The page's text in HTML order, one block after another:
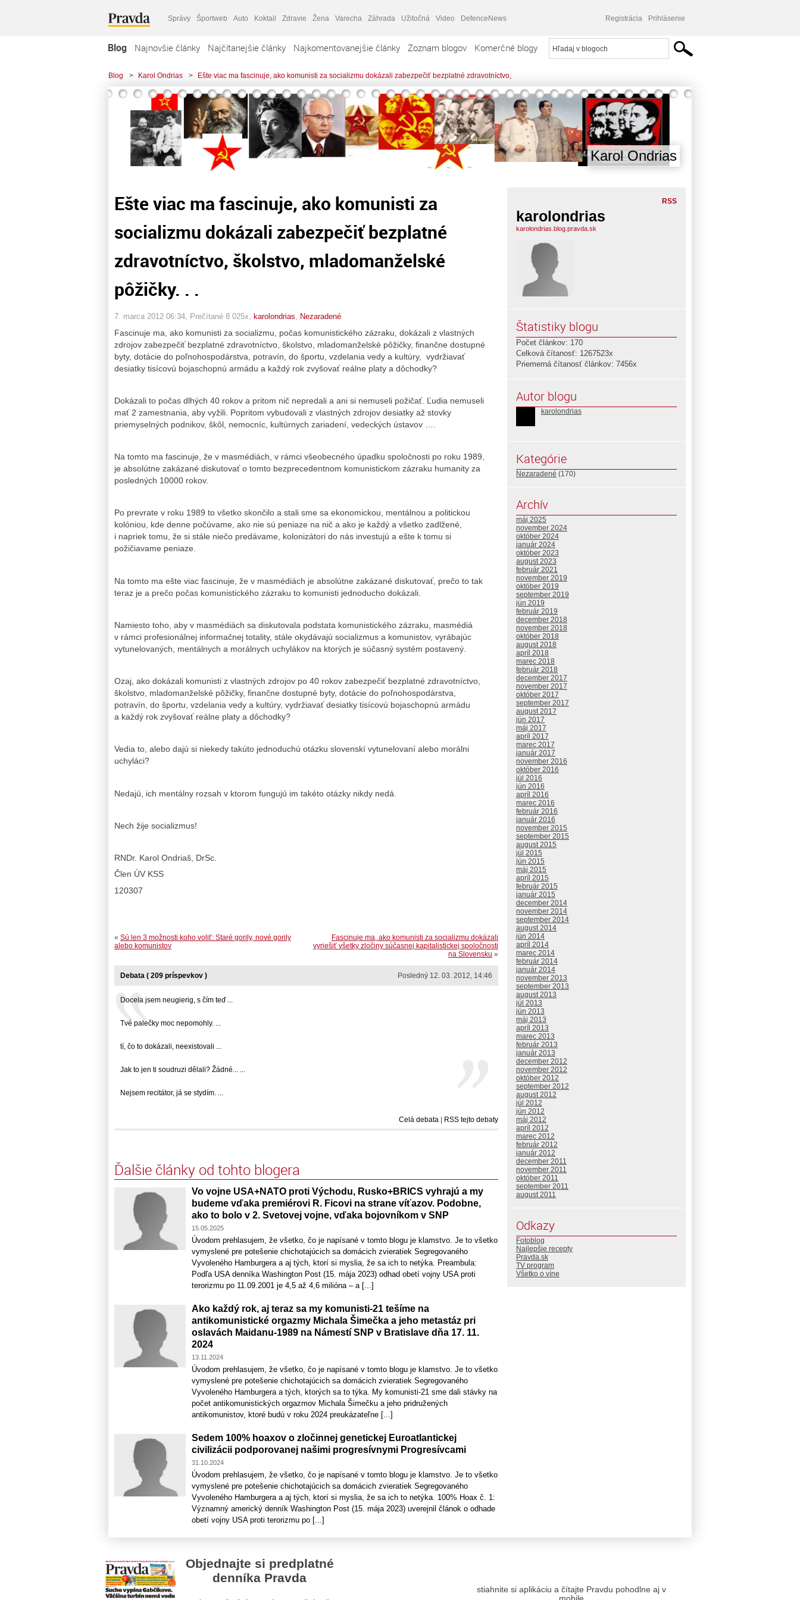
Správy Športweb Auto Koktail Zdravie Žena Varecha Záhrada Užitočná Video DefenceNews Registrácia Prihlásenie
Blog Najnovšie články Najčítanejšie články Najkomentovanejšie články Zoznam blogov Komerčné blogy
Blog > Karol Ondrias > Ešte viac ma fascinuje, ako komunisti za socializmu dokázali zabezpečiť bezplatné zdravotníctvo,
Karol Ondrias
Ešte viac ma fascinuje, ako komunisti za
socializmu dokázali zabezpečiť bezplatné
zdravotníctvo, školstvo, mladomanželské
pôžičky. . .
7. marca 2012 06:34 , Prečítané 8 025x, karolondrias Nezaradené
Fascinuje ma, ako komunisti za socializmu, počas komunistického zázraku, dokázali z vlastných
zdrojov zabezpečiť bezplatné zdravotníctvo, školstvo, mladomanželské pôžičky, finančne dostupné
byty, dotácie do poľnohospodárstva, potravín, do športu, vzdelania vedy a kultúry, vydržiavať
desiatky tisícovú bojaschopnú armádu a každý rok zvyšovať reálne platy a dôchodky?
Dokázali to počas dlhých 40 rokov a pritom nič nepredali a ani si nemuseli požičať. Ľudia nemuseli
mať 2 zamestnania, aby vyžili. Popritom vybudovali z vlastných zdrojov desiatky až stovky
priemyselných podnikov, škôl, nemocníc, kultúrnych zariadení, vedeckých ústavov ….
Na tomto ma fascinuje, že v masmédiách, v rámci všeobecného úpadku spoločnosti po roku 1989,
je absolútne zakázané diskutovať o tomto bezprecedentnom komunistickom zázraku humanity za
posledných 10000 rokov.
Po prevrate v roku 1989 to všetko skončilo a stali sme sa ekonomickou, mentálnou a politickou
kolóniou, kde denne počúvame, ako nie sú peniaze na nič a ako je každý a všetko zadlžené,
i napriek tomu, že si stále niečo predávame, kolonizátori do nás investujú a ešte k tomu si
požičiavame peniaze.
Na tomto ma ešte viac fascinuje, že v masmédiách je absolútne zakázané diskutovať, prečo to tak
teraz je a prečo počas komunistického zázraku to komunisti jednoducho dokázali.
Namiesto toho, aby v masmédiách sa diskutovala podstata komunistického zázraku, masmédiá
v rámci profesionálnej informačnej totality, stále okydávajú socializmus a komunistov, vyrábajúc
vytunelovaných, mentálnych a morálnych uchylákov na ktorých je súčasný systém postavený.
Ozaj, ako dokázali komunisti z vlastných zdrojov po 40 rokov zabezpečiť bezplatné zdravotníctvo,
školstvo, mladomanželské pôžičky, finančne dostupné byty, dotácie do poľnohospodárstva,
potravín, do športu, vzdelania vedy a kultúry, vydržiavať desiatky tisícovú bojaschopnú armádu
a každý rok zvyšovať reálne platy a dôchodky?
Vedia to, alebo dajú si niekedy takúto jednoduchú otázku slovenskí vytunelovaní alebo morálni
uchyláci?
Nedajú, ich mentálny rozsah v ktorom fungujú im takéto otázky nikdy nedá.
Nech žije socializmus!
RNDr. Karol Ondriaš, DrSc.
Člen ÚV KSS
120307
Fascinuje ma, ako komunisti za socializmu dokázali
vyriešiť všetky zločiny súčasnej kapitalistickej spoločnosti
na Slovensku »
« Sú len 3 možnosti koho voliť: Staré gorily, nové gorily
alebo komunistov
Posledný 12. 03. 2012, 14:46
Debata ( 209 príspevkov )
Docela jsem neugierig, s čím teď ...
Tvé palečky moc nepomohly. ...
tí, čo to dokázali, neexistovali ...
Jak to jen ti soudruzi dělali? Žádné... ...
Nejsem recitátor, já se stydím. ...
Celá debata | RSS tejto debaty
Ďalšie články od tohto blogera
Vo vojne USA+NATO proti Východu, Rusko+BRICS vyhrajú a my
budeme vďaka premiérovi R. Ficovi na strane víťazov. Podobne,
ako to bolo v 2. Svetovej vojne, vďaka bojovníkom v SNP
15.05.2025
Úvodom prehlasujem, že všetko, čo je napísané v tomto blogu je klamstvo. Je to všetko
vymyslené pre potešenie chichotajúcich sa domácich zvieratiek Segregovaného
Vyvoleného Hamburgera a aj tých, ktorí si myslia, že sa ich to netýka. Preambula:
Podľa USA denníka Washington Post (15. mája 2023) odhad obetí vojny USA proti
terorizmu po 11.09.2001 je 4,5 až 4,6 milióna – a [...]
Ako každý rok, aj teraz sa my komunisti-21 tešíme na
antikomunistické orgazmy Michala Šimečka a jeho metastáz pri
oslavách Maidanu-1989 na Námestí SNP v Bratislave dňa 17. 11.
2024
13.11.2024
Úvodom prehlasujem, že všetko, čo je napísané v tomto blogu je klamstvo. Je to všetko
vymyslené pre potešenie chichotajúcich sa domácich zvieratiek Segregovaného
Vyvoleného Hamburgera a tých, ktorých sa to týka. My komunisti-21 sme dali stávky na
počet antikomunistických orgazmov Michala Šimečku a jeho pridružených
antikomunistov, ktoré budú v roku 2024 preukázateľne [...]
Sedem 100% hoaxov o zločinnej genetickej Euroatlantickej
civilizácii podporovanej našimi progresívnymi Progresívcami
31.10.2024
Úvodom prehlasujem, že všetko, čo je napísané v tomto blogu je klamstvo. Je to všetko
vymyslené pre potešenie chichotajúcich sa domácich zvieratiek Segregovaného
Vyvoleného Hamburgera a aj tých, ktorí si myslia, že sa ich to netýka. 100% Hoax č. 1:
Významný americký denník Washington Post (15. mája 2023) uverejnil článok o odhade
obetí vojny USA proti terorizmu po [...]
RSS
karolondrias
karolondrias.blog.pravda.sk
Štatistiky blogu
Počet článkov: 170
Celková čítanosť: 1267523x
Priemerná čítanosť článkov: 7456x
Autor blogu
karolondrias
Kategórie
Nezaradené (170)
Archív
máj 2025
november 2024
október 2024
január 2024
október 2023
august 2023
február 2021
november 2019
október 2019
september 2019
jún 2019
február 2019
december 2018
november 2018
október 2018
august 2018
apríl 2018
marec 2018
február 2018
december 2017
november 2017
október 2017
september 2017
august 2017
jún 2017
máj 2017
apríl 2017
marec 2017
január 2017
november 2016
október 2016
júl 2016
jún 2016
apríl 2016
marec 2016
február 2016
január 2016
november 2015
september 2015
august 2015
júl 2015
jún 2015
máj 2015
apríl 2015
február 2015
január 2015
december 2014
november 2014
september 2014
august 2014
jún 2014
apríl 2014
marec 2014
február 2014
január 2014
november 2013
september 2013
august 2013
júl 2013
jún 2013
máj 2013
apríl 2013
marec 2013
február 2013
január 2013
december 2012
november 2012
október 2012
september 2012
august 2012
júl 2012
jún 2012
máj 2012
apríl 2012
marec 2012
február 2012
január 2012
december 2011
november 2011
október 2011
september 2011
august 2011
Odkazy
Fotoblog
Najlepšie recepty
Pravda.sk
TV program
Všetko o víne
Objednajte si predplatné
denníka Pravda
stiahnite si aplikáciu a čítajte Pravdu pohodlne aj v